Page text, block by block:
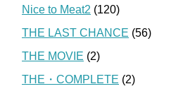
Nice to Meat2 (120)
THE LAST CHANCE (56)
THE MOVIE (2)
THE・COMPLETE (2)